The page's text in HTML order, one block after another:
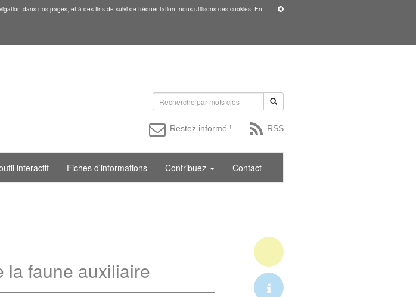
dans nos pages, et à des fins de suivi de fréquentation, nous utilisons des cookies. En
RSS
Restez informé !
interactif Fiches d'informations Contribuez Contact
la faune auxiliaire